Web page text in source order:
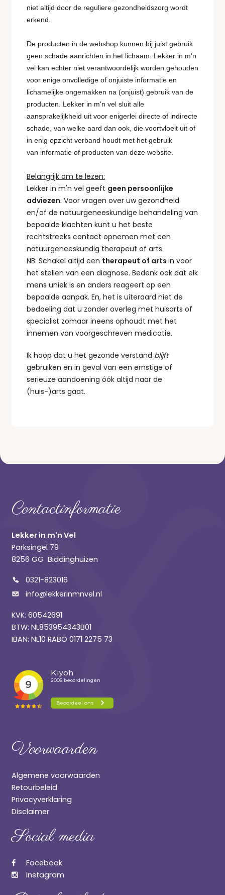
niet altijd door de reguliere gezondheidszorg wordt
erkend.
De producten in de webshop kunnen bij juist gebruik
geen schade aanrichten in het lichaam. Lekker in m'n
vel kan echter niet verantwoordelijk worden gehouden
voor enige onvolledige of onjuiste informatie en
lichamelijke ongemakken na (onjuist) gebruik van de
producten. Lekker in m'n vel sluit alle
aansprakelijkheid uit voor enigerlei directe of indirecte
schade, van welke aard dan ook, die voortvloeit uit of
in enig opzicht verband houdt met het gebruik
van informatie of producten van deze website.
Belangrijk om te lezen:
Lekker in m'n vel geeft geen persoonlijke
adviezen. Voor vragen over uw gezondheid
en/of de natuurgeneeskundige behandeling van
bepaalde klachten kunt u het beste
rechtstreeks contact opnemen met een
natuurgeneeskundig therapeut of arts.
NB: Schakel altijd een therapeut of arts in voor
het stellen van een diagnose. Bedenk ook dat elk
mens uniek is en anders reageert op een
bepaalde aanpak. En, het is uiteraard niet de
bedoeling dat u zonder overleg met huisarts of
specialist zomaar ineens ophoudt met het
innemen van voorgeschreven medicatie.
Ik hoop dat u het gezonde verstand blijft
gebruiken en in geval van een ernstige of
serieuze aandoening óók altijd naar de
(huis-)arts gaat.
Contactinformatie
Lekker in m'n Vel
Parksingel 79
8256 GG Biddinghuizen
0321-823016
info@lekkerinmnvel.nl
KVK: 60542691
BTW: NL853954343B01
IBAN: NL10 RABO 0171 2275 73
Voorwaarden
Algemene voorwaarden
Retourbeleid
Privacyverklaring
Disclaimer
Social media
Facebook
Instagram